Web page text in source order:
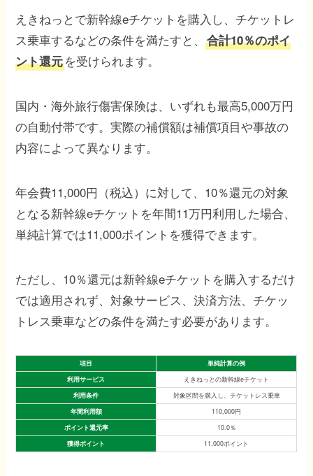
えきねっとで新幹線eチケットを購入し、チケットレ
ス乗車するなどの条件を満たすと、合計10％のポイ
ント還元を受けられます。
国内・海外旅行傷害保険は、いずれも最高5,000万円
の自動付帯です。実際の補償額は補償項目や事故の
内容によって異なります。
年会費11,000円（税込）に対して、10％還元の対象
となる新幹線eチケットを年間11万円利用した場合、
単純計算では11,000ポイントを獲得できます。
ただし、10％還元は新幹線eチケットを購入するだけ
では適用されず、対象サービス、決済方法、チケッ
トレス乗車などの条件を満たす必要があります。
項目
単純計算の例
利用サービス
えきねっとの新幹線eチケット
利用条件
対象区間を購入し、チケットレス乗車
年間利用額
110,000円
ポイント還元率
10.0％
獲得ポイント
11,000ポイント